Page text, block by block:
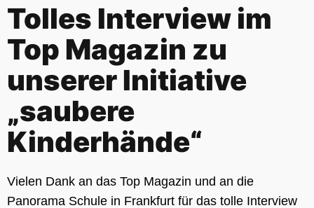
Tolles Interview im
Top Magazin zu
unserer Initiative
„saubere
Kinderhände“
Vielen Dank an das Top Magazin und an die
Panorama Schule in Frankfurt für das tolle Interview